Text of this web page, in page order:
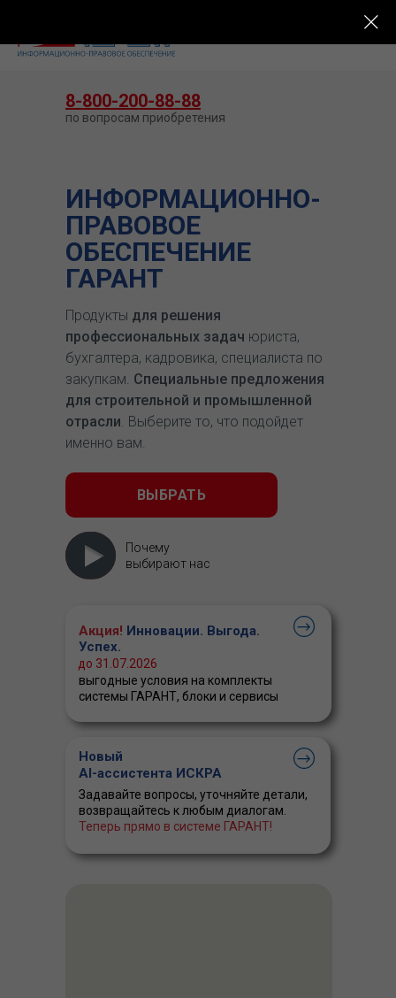
ИНФОРМАЦИОННО-
ПРАВОВОЕ
ОБЕСПЕЧЕНИЕ
ГАРАНТ
Продукты для решения
профессиональных задач юриста,
бухгалтера, кадровика, специалиста по
закупкам. Специальные предложения
для строительной и промышленной
отрасли. Выберите то, что подойдет
именно вам.
ВЫБРАТЬ
Почему
выбирают нас
Акция! Инновации. Выгода.
Успех.
выгодные условия на комплекты
системы ГАРАНТ, блоки и сервисы
до 31.07.2026
8-800-200-88-88
по вопросам приобретения
Новый
AI-ассистента ИСКРА
Задавайте вопросы, уточняйте детали,
возвращайтесь к любым диалогам.
Теперь прямо в системе ГАРАНТ!